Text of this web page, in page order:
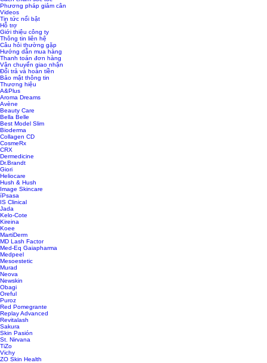
Phương pháp giảm cân
Videos
Tin tức nổi bật
Hỗ trợ
Giới thiệu công ty
Thông tin liên hệ
Câu hỏi thường gặp
Hướng dẫn mua hàng
Thanh toán đơn hàng
Vận chuyển giao nhận
Đổi trả và hoàn tiền
Bảo mật thông tin
Thương hiệu
A&Plus
Aroma Dreams
Avène
Beauty Care
Bella Belle
Best Model Slim
Bioderma
Collagen CD
CosmeRx
CRX
Dermedicine
Dr.Brandt
Giori
Heliocare
Hush & Hush
Image Skincare
íPsasa
IS Clinical
Jada
Kelo-Cote
Kireina
Koee
MartiDerm
MD Lash Factor
Med-Eq Gaiapharma
Medpeel
Mesoestetic
Murad
Neova
Newskin
Obagi
Oreful
Puroz
Red Pomegrante
Replay Advanced
Revitalash
Sakura
Skin Pasión
St. Nirvana
TiZo
Vichy
ZO Skin Health